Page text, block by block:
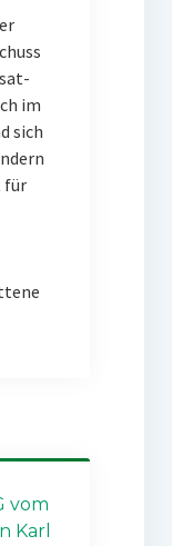
im
sich
für
vom
Karl